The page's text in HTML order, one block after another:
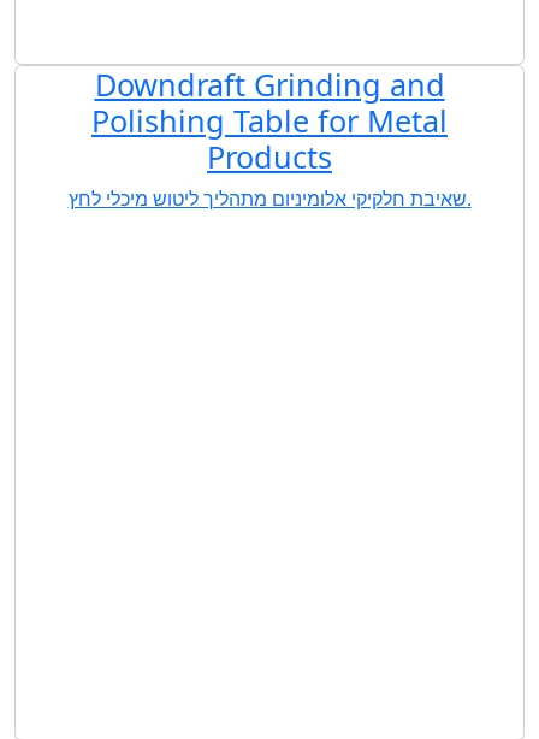
Downdraft Grinding and
Polishing Table for Metal
Products
שאיבת חלקיקי אלומיניום מתהליך ליטוש מיכלי לחץ.